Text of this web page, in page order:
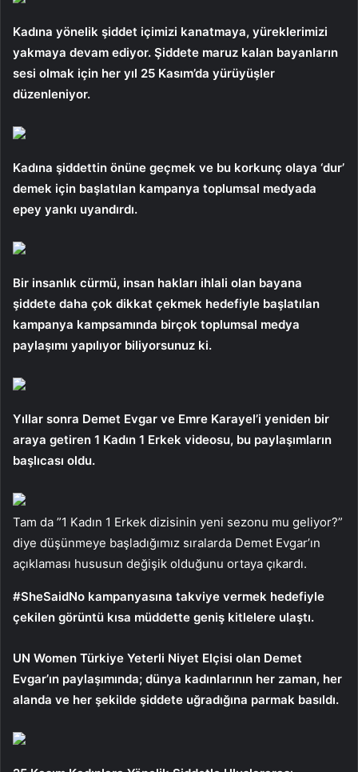
Kadına yönelik şiddet içimizi kanatmaya, yüreklerimizi
yakmaya devam ediyor. Şiddete maruz kalan bayanların
sesi olmak için her yıl 25 Kasım’da yürüyüşler
düzenleniyor.
Kadına şiddettin önüne geçmek ve bu korkunç olaya ‘dur’
demek için başlatılan kampanya toplumsal medyada
epey yankı uyandırdı.
Bir insanlık cürmü, insan hakları ihlali olan bayana
şiddete daha çok dikkat çekmek hedefiyle başlatılan
kampanya kampsamında birçok toplumsal medya
paylaşımı yapılıyor biliyorsunuz ki.
Yıllar sonra Demet Evgar ve Emre Karayel’i yeniden bir
araya getiren 1 Kadın 1 Erkek videosu, bu paylaşımların
başlıcası oldu.
Tam da ”1 Kadın 1 Erkek dizisinin yeni sezonu mu geliyor?”
diye düşünmeye başladığımız sıralarda Demet Evgar’ın
açıklaması hususun değişik olduğunu ortaya çıkardı.
#SheSaidNo kampanyasına takviye vermek hedefiyle
çekilen görüntü kısa müddette geniş kitlelere ulaştı.
UN Women Türkiye Yeterli Niyet Elçisi olan Demet
Evgar’ın paylaşımında; dünya kadınlarının her zaman, her
alanda ve her şekilde şiddete uğradığına parmak basıldı.